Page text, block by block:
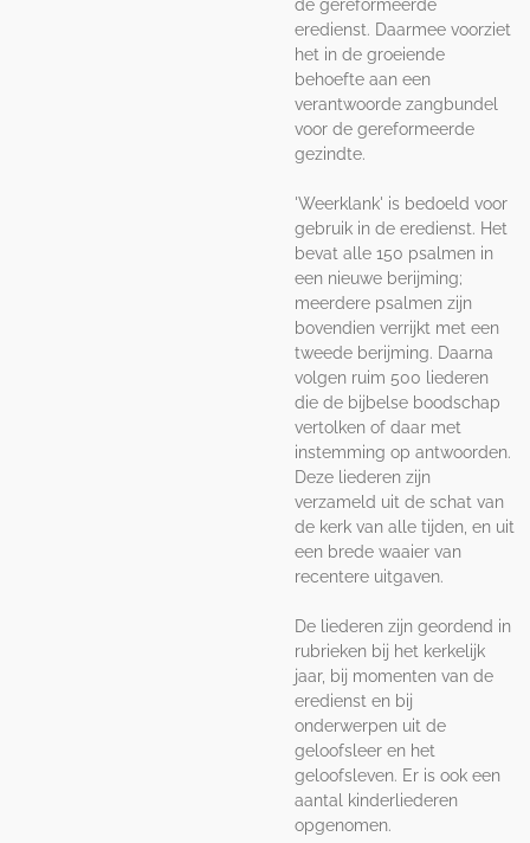
de gereformeerde
eredienst. Daarmee voorziet
het in de groeiende
behoefte aan een
verantwoorde zangbundel
voor de gereformeerde
gezindte.
'Weerklank' is bedoeld voor
gebruik in de eredienst. Het
bevat alle 150 psalmen in
een nieuwe berijming;
meerdere psalmen zijn
bovendien verrijkt met een
tweede berijming. Daarna
volgen ruim 500 liederen
die de bijbelse boodschap
vertolken of daar met
instemming op antwoorden.
Deze liederen zijn
verzameld uit de schat van
de kerk van alle tijden, en uit
een brede waaier van
recentere uitgaven.
De liederen zijn geordend in
rubrieken bij het kerkelijk
jaar, bij momenten van de
eredienst en bij
onderwerpen uit de
geloofsleer en het
geloofsleven. Er is ook een
aantal kinderliederen
opgenomen.